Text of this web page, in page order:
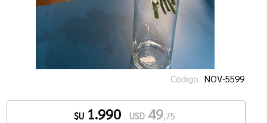
Código NOV-5599
$U 1.990 USD 49,75